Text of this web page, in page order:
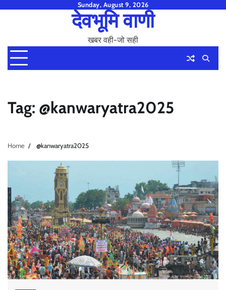
Sunday, August 9, 2026
देवभूमि वाणी
खबर वही-जो सही
Tag: @kanwaryatra2025
Home @kanwaryatra2025